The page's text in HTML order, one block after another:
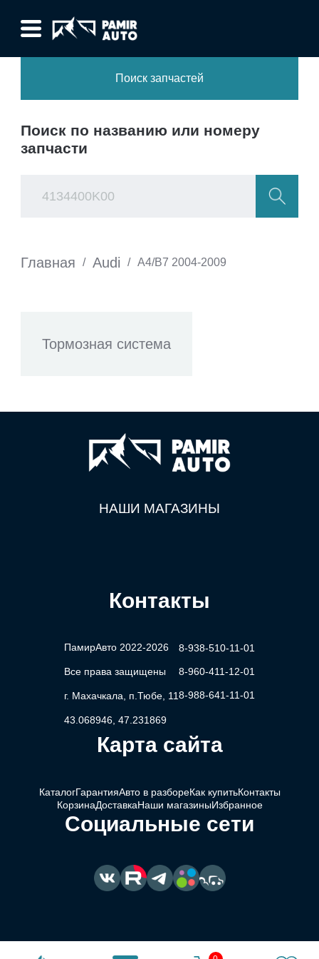
Поиск запчастей
Поиск по названию или номеру
запчасти
Главная / Audi / A4/B7 2004-2009
Тормозная система
НАШИ МАГАЗИНЫ
Контакты
ПамирАвто 2022-2026
Все права защищены
г. Махачкала, п.Тюбе, 11
43.068946, 47.231869
8-938-510-11-01
8-960-411-12-01
8-988-641-11-01
Карта сайта
КаталогГарантияАвто в разбореКак купитьКонтакты
КорзинаДоставкаНаши магазиныИзбранное
Социальные сети